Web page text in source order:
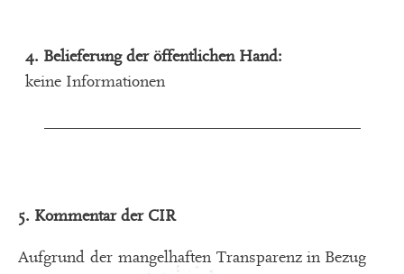
4. Belieferung der öffentlichen Hand:
keine Informationen
5. Kommentar der CIR
Aufgrund der mangelhaften Transparenz in Bezug